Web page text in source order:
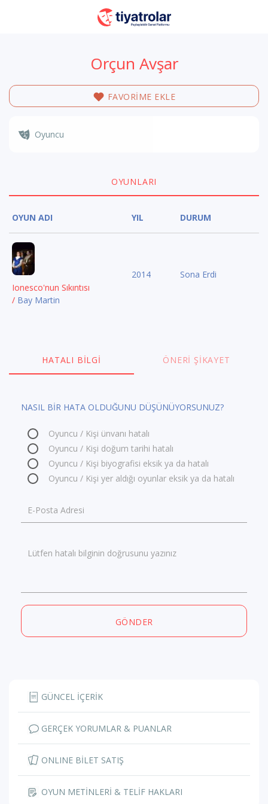
Orçun Avşar
FAVORİME EKLE
Oyuncu
OYUNLARI
OYUN ADI YIL DURUM
Ionesco'nun Sıkıntısı
/ Bay Martin
2014 Sona Erdi
HATALI BILGI ÖNERI ŞIKAYET
NASIL BİR HATA OLDUĞUNU DÜŞÜNÜYORSUNUZ?
Oyuncu / Kişi ünvanı hatalı
Oyuncu / Kişi doğum tarihi hatalı
Oyuncu / Kişi biyografisi eksik ya da hatalı
Oyuncu / Kişi yer aldığı oyunlar eksik ya da hatalı
E-Posta Adresi
Lütfen hatalı bilginin doğrusunu yazınız
GÖNDER
GÜNCEL İÇERİK
GERÇEK YORUMLAR & PUANLAR
ONLINE BİLET SATIŞ
OYUN METİNLERİ & TELİF HAKLARI